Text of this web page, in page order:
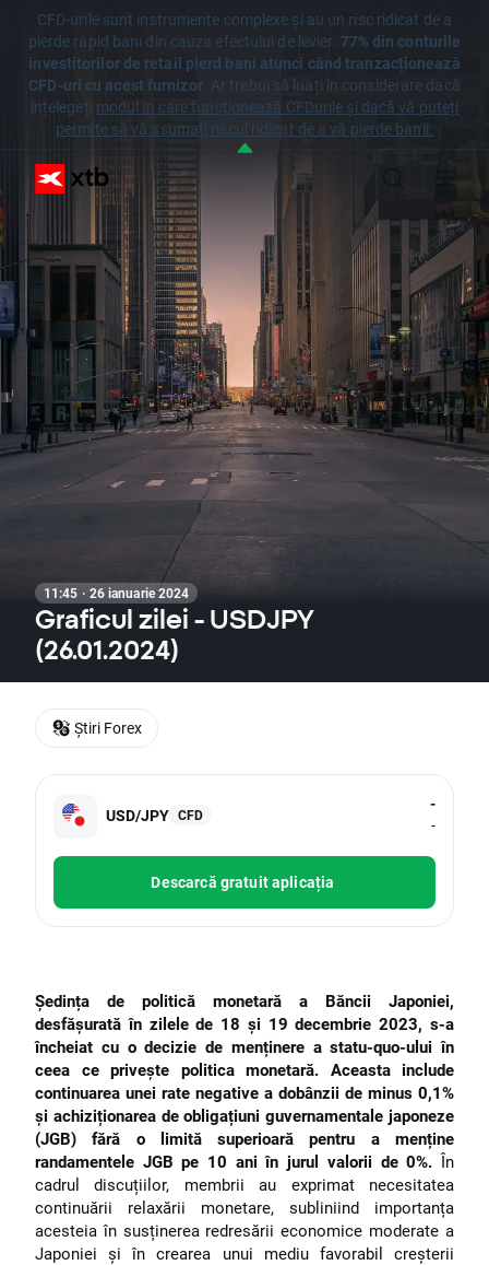
CFD-urile sunt instrumente complexe și au un risc ridicat de a
pierde rapid bani din cauza efectului de levier. 77% din conturile
investitorilor de retail pierd bani atunci când tranzacționează
CFD-uri cu acest furnizor. Ar trebui să luați în considerare dacă
înțelegeți modul în care funcționează CFDurile și dacă vă puteți
permite să vă asumați riscul ridicat de a vă pierde banii.
11:45 · 26 ianuarie 2024
Graficul zilei - USDJPY
(26.01.2024)
USD/JPY CFD
-
-
Descarcă gratuit aplicația
Ședința de politică monetară a Băncii Japoniei,
desfășurată în zilele de 18 și 19 decembrie 2023, s-a
încheiat cu o decizie de menținere a statu-quo-ului în
ceea ce privește politica monetară. Aceasta include
continuarea unei rate negative a dobânzii de minus 0,1%
și achiziționarea de obligațiuni guvernamentale japoneze
(JGB) fără o limită superioară pentru a menține
randamentele JGB pe 10 ani în jurul valorii de 0%. În
cadrul discuțiilor, membrii au exprimat necesitatea
continuării relaxării monetare, subliniind importanța
acesteia în susținerea redresării economice moderate a
Japoniei și în crearea unui mediu favorabil creșterii
Știri Forex